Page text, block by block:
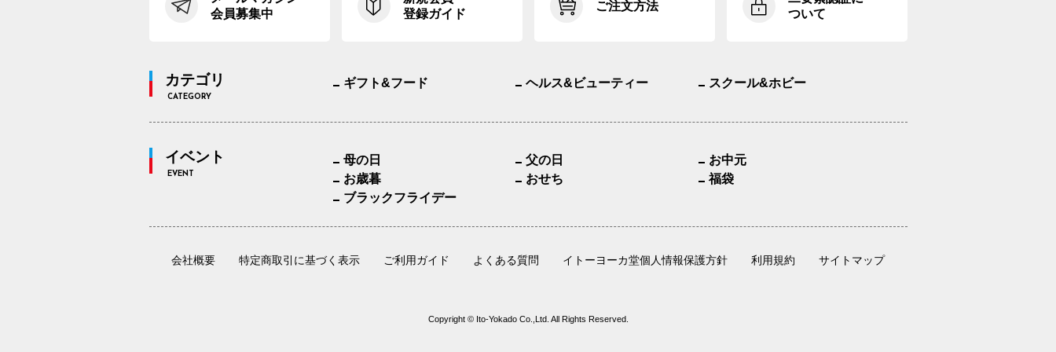
会員募集中
登録ガイド
ご注文方法
ついて
カテゴリ
CATEGORY
ギフト&フード ヘルス&ビューティー スクール&ホビー
イベント
EVENT
母の日 父の日
お中元
お歳暮
おせち
福袋
ブラックフライデー
会社概要 特定商取引に基づく表示 ご利用ガイド よくある質問 イトーヨーカ堂個人情報保護方針 利用規約 サイトマップ
Copyright © Ito-Yokado Co.,Ltd. All Rights Reserved.